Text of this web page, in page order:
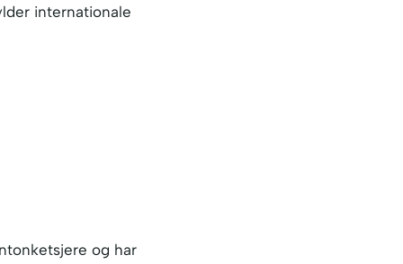
internationale
og har